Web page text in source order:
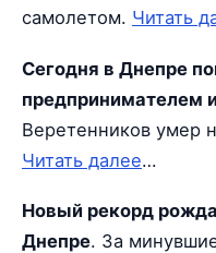
самолетом. Читать
Сегодня в Днепре
предпринимателем
Веретенников умер
Читать далее…
Новый рекорд
Днепре. За